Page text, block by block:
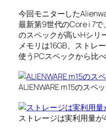
今回モニターした
最新第9世代のCore i 7
のスペックが高いHシリ
メモリは16GB、ストレ
使うPCスペックから比
ALIENWARE m15のスペ
ストレージは実利用量が